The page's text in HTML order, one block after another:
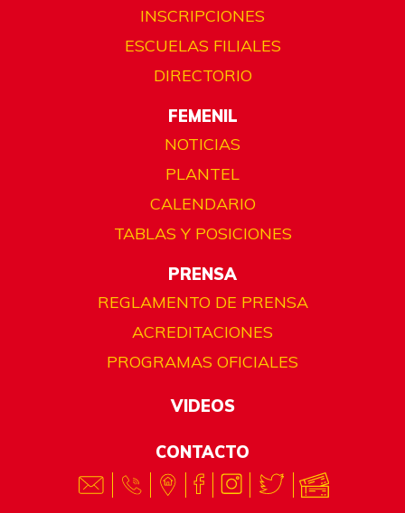
INSCRIPCIONES
ESCUELAS FILIALES
DIRECTORIO
FEMENIL
NOTICIAS
PLANTEL
CALENDARIO
TABLAS Y POSICIONES
PRENSA
REGLAMENTO DE PRENSA
ACREDITACIONES
PROGRAMAS OFICIALES
VIDEOS
CONTACTO